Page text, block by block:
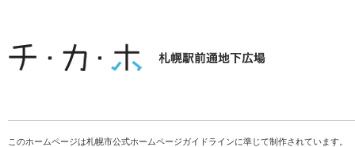
このホームページは札幌市公式ホームページガイドラインに準じて制作されています。